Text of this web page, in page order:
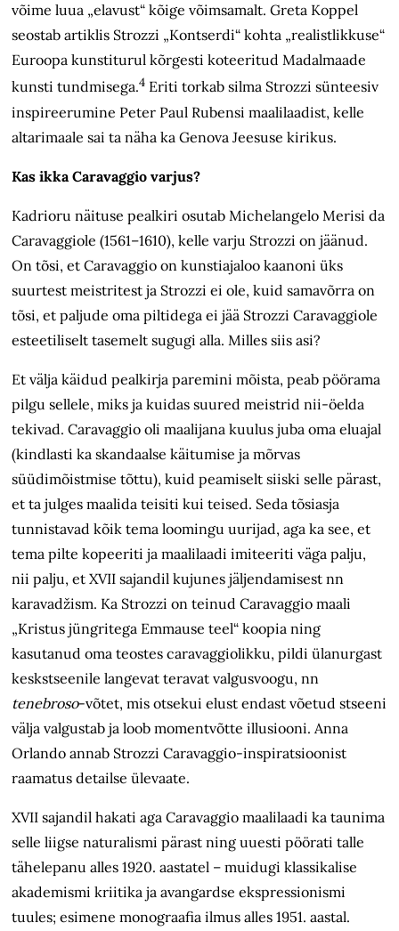
võime luua „elavust“ kõige võimsamalt. Greta Koppel
seostab artiklis Strozzi „Kontserdi“ kohta „realistlikkuse“
Euroopa kunstiturul kõrgesti koteeritud Madalmaade
kunsti tundmisega.4 Eriti torkab silma Strozzi sünteesiv
inspireerumine Peter Paul Rubensi maalilaadist, kelle
altari­maale sai ta näha ka Genova Jeesuse kirikus.
Kas ikka Caravaggio varjus?
Kadrioru näituse pealkiri osutab Michelangelo Merisi da
Caravaggiole (1561–1610), kelle varju Strozzi on jäänud.
On tõsi, et Caravaggio on kunstiajaloo kaanoni üks
suurtest meistritest ja Strozzi ei ole, kuid samavõrra on
tõsi, et paljude oma piltidega ei jää Strozzi Caravaggiole
esteetiliselt tasemelt sugugi alla. Milles siis asi?
Et välja käidud pealkirja paremini mõista, peab pöörama
pilgu sellele, miks ja kuidas suured meistrid nii-öelda
tekivad. Caravaggio oli maalijana kuulus juba oma eluajal
(kindlasti ka skandaalse käitumise ja mõrvas
süüdimõistmise tõttu), kuid peamiselt siiski selle pärast,
et ta julges maalida teisiti kui teised. Seda tõsiasja
tunnistavad kõik tema loomingu uurijad, aga ka see, et
tema pilte kopeeriti ja maalilaadi imiteeriti väga palju,
nii palju, et XVII sajandil kujunes jäljendamisest nn
karavadžism. Ka Strozzi on teinud Caravaggio maali
„Kristus jüngritega Emmause teel“ koopia ning
kasutanud oma teostes caravaggiolikku, pildi ülanurgast
kesk­stseenile langevat teravat valgusvoogu, nn
tenebroso-võtet, mis otsekui elust endast võetud stseeni
välja valgustab ja loob momentvõtte illusiooni. Anna
Orlando annab Strozzi Caravaggio-inspiratsioonist
raamatus detailse ülevaate.
XVII sajandil hakati aga Cara­vaggio maalilaadi ka taunima
selle liigse naturalismi pärast ning uuesti pöörati talle
tähelepanu alles 1920. aastatel – muidugi klassikalise
akademismi kriitika ja avangardse ekspressionismi
tuules; esimene monograafia ilmus alles 1951. aastal.